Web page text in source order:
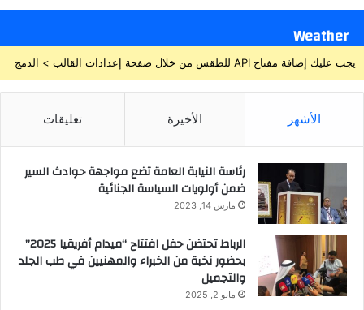
Weather
يجب عليك إضافة مفتاح API للطقس من خلال صفحة إعدادات القالب > الدمج
الأشهر الأخيرة تعليقات
رئاسة النيابة العامة تضع مواجهة حوادث السير
ضمن أولويات السياسة الجنائية
مارس 14, 2023
الرباط تحتضن حفل افتتاح “ميدام أفريقيا 2025”
بحضور نخبة من الخبراء والمهنيين في طب الجلد
والتجميل
مايو 2, 2025